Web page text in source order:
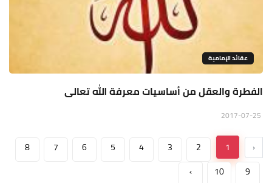
عقائد الإمامية
الفطرة والعقل من أساسيات معرفة الله تعالى
‹
1
2
3
4
5
6
7
8
9
10
›